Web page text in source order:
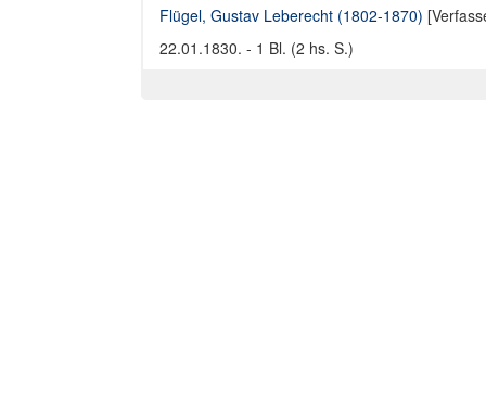
Flügel, Gustav Leberecht (1802-1870)
22.01.1830. - 1 Bl. (2 hs. S.)